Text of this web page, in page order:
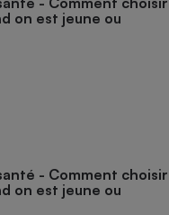
on est jeune ou
- Comment choisir
on est jeune ou